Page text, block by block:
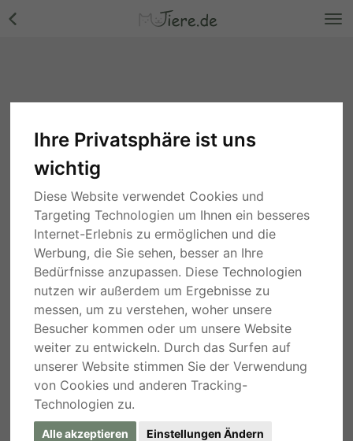
Ihre Privatsphäre ist uns
wichtig
Diese Website verwendet Cookies und
Targeting Technologien um Ihnen ein besseres
Internet-Erlebnis zu ermöglichen und die
Werbung, die Sie sehen, besser an Ihre
Bedürfnisse anzupassen. Diese Technologien
nutzen wir außerdem um Ergebnisse zu
messen, um zu verstehen, woher unsere
Besucher kommen oder um unsere Website
weiter zu entwickeln. Durch das Surfen auf
unserer Website stimmen Sie der Verwendung
von Cookies und anderen Tracking-
Technologien zu.
Alle akzeptieren Einstellungen Ändern